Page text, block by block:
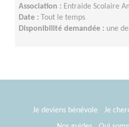
Association : Entraide Scolaire
Date :
Tout le temps
Disponibilité demandée : une
Je deviens bénévole
Je